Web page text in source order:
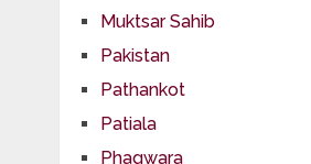
Muktsar Sahib
Pakistan
Pathankot
Patiala
Phagwara